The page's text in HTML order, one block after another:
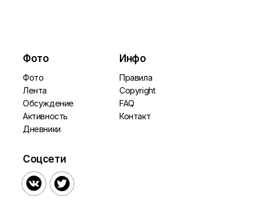
Фото
Фото
Лента
Обсуждение
Активность
Дневники
Инфо
Правила
Copyright
FAQ
Контакт
Соцсети
 